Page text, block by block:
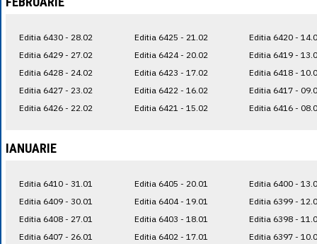
Editia 6430 - 28.02
Editia 6429 - 27.02
Editia 6428 - 24.02
Editia 6427 - 23.02
Editia 6426 - 22.02
Editia 6425 - 21.02
Editia 6424 - 20.02
Editia 6423 - 17.02
Editia 6422 - 16.02
Editia 6421 - 15.02
Editia 6420 -
Editia 6419 -
Editia 6418 -
Editia 6417 -
Editia 6416 -
IANUARIE
Editia 6410 - 31.01
Editia 6409 - 30.01
Editia 6408 - 27.01
Editia 6407 - 26.01
Editia 6405 - 20.01
Editia 6404 - 19.01
Editia 6403 - 18.01
Editia 6402 - 17.01
Editia 6400 -
Editia 6399 -
Editia 6398 -
Editia 6397 -